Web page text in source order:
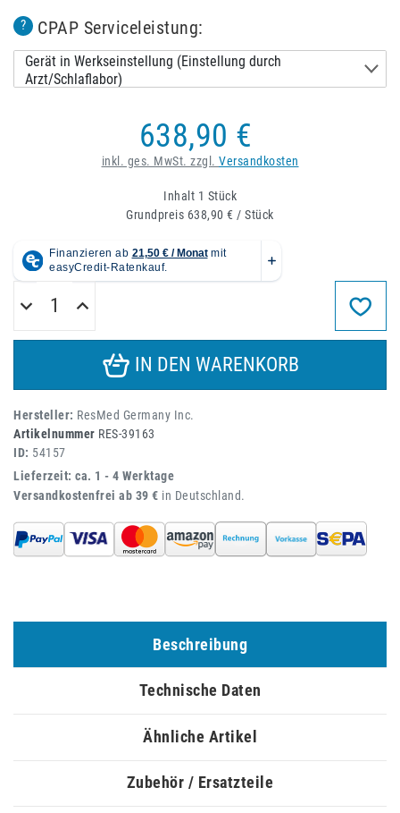
? CPAP Serviceleistung:
Gerät in Werkseinstellung (Einstellung durch
Arzt/Schlaflabor)
638,90 €
inkl. ges. MwSt. zzgl. Versandkosten
Inhalt 1 Stück
Grundpreis 638,90 € / Stück
IN DEN WARENKORB
Hersteller: ResMed Germany Inc.
Artikelnummer RES-39163
ID: 54157
Lieferzeit: ca. 1 - 4 Werktage
Versandkostenfrei ab 39 € in Deutschland.
Beschreibung
Technische Daten
Ähnliche Artikel
Zubehör / Ersatzteile